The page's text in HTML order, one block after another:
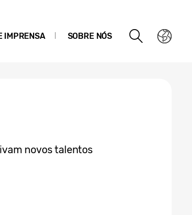
IMPRENSA SOBRE NÓS
novos talentos